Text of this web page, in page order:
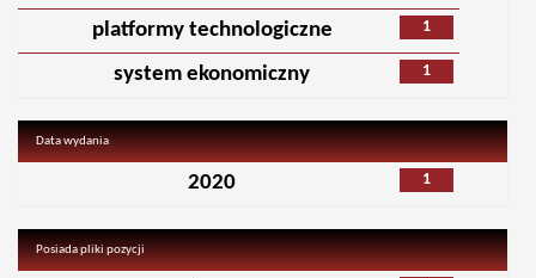
1
platformy technologiczne
1
system ekonomiczny
Data wydania
1
2020
Posiada pliki pozycji